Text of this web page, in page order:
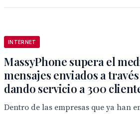
INTERNET
MassyPhone supera el
mensajes enviados a
dando servicio a 300
Dentro de las empresas que ya han